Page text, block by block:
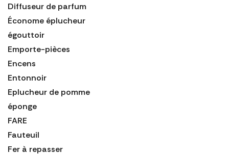
Diffuseur de parfum
Économe éplucheur
égouttoir
Emporte-pièces
Encens
Entonnoir
Eplucheur de pomme
éponge
FARE
Fauteuil
Fer à repasser